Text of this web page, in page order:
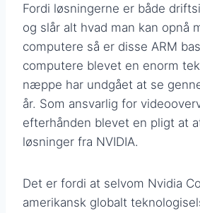
Fordi løsningerne er både
og slår alt hvad man kan opnå
computere så er disse ARM
computere blevet en enorm
næppe har undgået at se
år. Som ansvarlig for
efterhånden blevet en pligt at
løsninger fra NVIDIA.
Det er fordi at selvom Nvidia
amerikansk globalt